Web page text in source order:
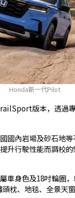
Honda新一代Pilot
版本，透過
國內岩場及砂石地等
升行駛性能而調校
車身色及18吋輪圈
枕、地毯、全景天窗